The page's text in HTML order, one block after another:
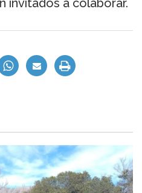
invitados a colaborar.